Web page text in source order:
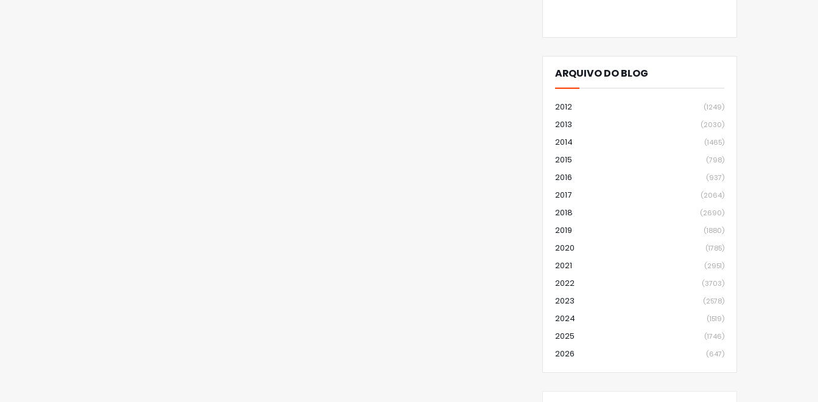
ARQUIVO DO BLOG
2012 (1249)
2013 (2030)
2014 (1465)
2015 (798)
2016 (937)
2017 (2064)
2018 (2690)
2019 (1880)
2020 (1785)
2021 (2951)
2022 (3703)
2023 (2578)
2024 (1519)
2025 (1746)
2026 (647)